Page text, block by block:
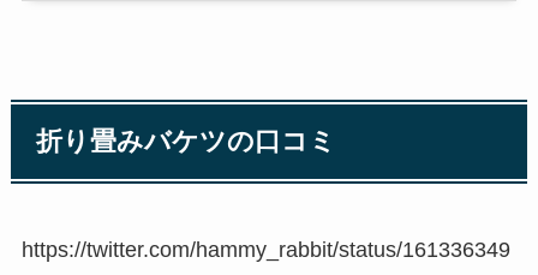
折り畳みバケツの口コミ
https://twitter.com/hammy_rabbit/status/161336349